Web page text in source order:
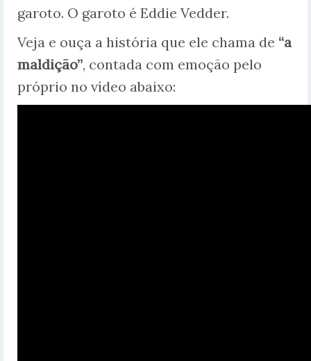
garoto. O garoto é Eddie Vedder.
Veja e ouça a história que ele chama de “a
maldição”, contada com emoção pelo
próprio no vídeo abaixo: